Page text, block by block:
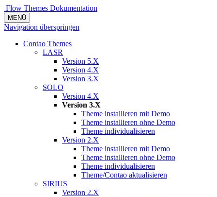
Flow Themes Dokumentation
MENÜ
Navigation überspringen
Contao Themes
LASR
Version 5.X
Version 4.X
Version 3.X
SOLO
Version 4.X
Version 3.X
Theme installieren mit Demo
Theme installieren ohne Demo
Theme individualisieren
Version 2.X
Theme installieren mit Demo
Theme installieren ohne Demo
Theme individualisieren
Theme/Contao aktualisieren
SIRIUS
Version 2.X